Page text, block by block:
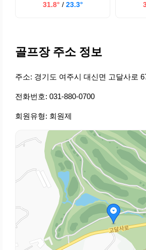
31.8° / 23.3°
골프장 주소 정보
주소: 경기도 여주시 대신면 고달사로
전화번호: 031-880-0700
회원유형: 회원제